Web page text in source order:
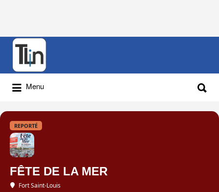
Rechercher
Menu
REPORTÉ
FÊTE DE LA MER
Fort Saint-Louis